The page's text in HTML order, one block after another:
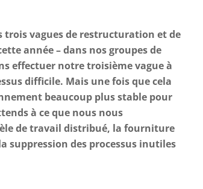
trois vagues de restructuration et de
année – dans nos groupes de
effectuer notre troisième vague à
difficile. Mais une fois que cela
beaucoup plus stable pour
à ce que nous nous
de travail distribué, la fourniture
suppression des processus inutiles